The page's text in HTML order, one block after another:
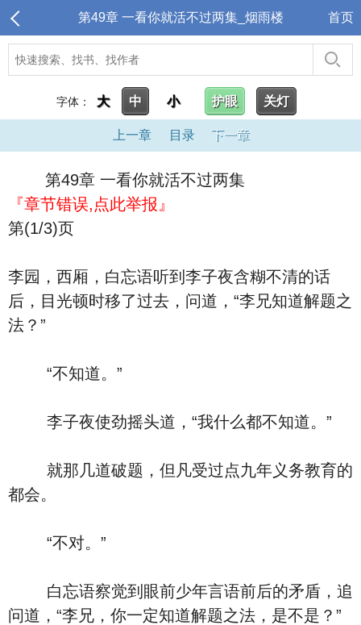
第49章 一看你就活不过两集_烟雨楼 首页
字体： 大 中 小 护眼 关灯
上一章 目录 下一章
第49章 一看你就活不过两集
『章节错误,点此举报』
第(1/3)页
李园，西厢，白忘语听到李子夜含糊不清的话
后，目光顿时移了过去，问道，“李兄知道解题之
法？”
“不知道。”
李子夜使劲摇头道，“我什么都不知道。”
就那几道破题，但凡受过点九年义务教育的
都会。
“不对。”
白忘语察觉到眼前少年言语前后的矛盾，追
问道，“李兄，你一定知道解题之法，是不是？”